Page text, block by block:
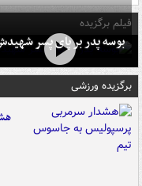
فیلم برگزیده
بوسه‌ پدر بر پای پسر
برگزیده ورزشی